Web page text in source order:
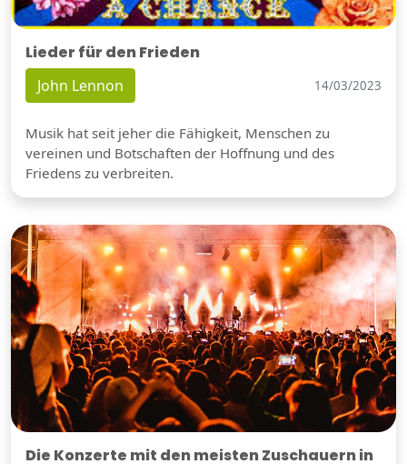
Lieder für den Frieden
John Lennon 14/03/2023
Musik hat seit jeher die Fähigkeit, Menschen zu
vereinen und Botschaften der Hoffnung und des
Friedens zu verbreiten.
Die Konzerte mit den meisten Zuschauern in